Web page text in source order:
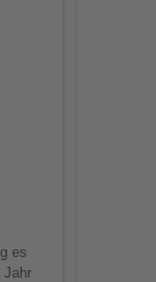
es
Jahr